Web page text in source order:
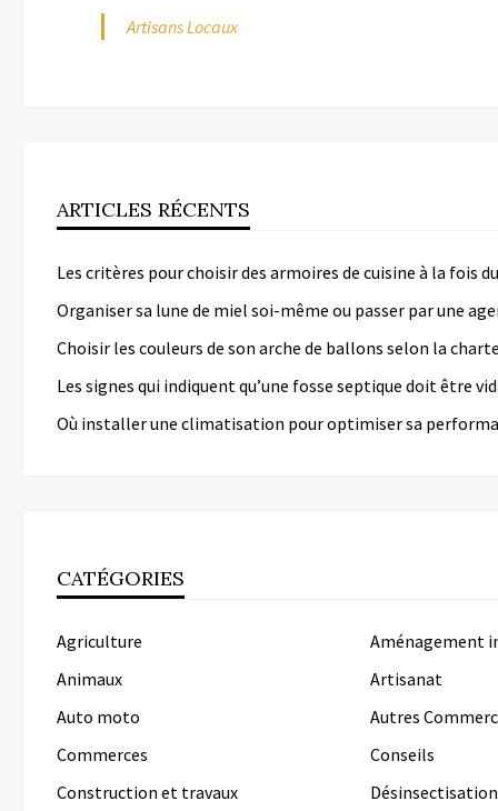
Artisans Locaux
ARTICLES RÉCENTS
Les critères pour choisir des armoires de cuisine à la fois
Organiser sa lune de miel soi-même ou passer par une
Choisir les couleurs de son arche de ballons selon la
Les signes qui indiquent qu’une fosse septique doit être
Où installer une climatisation pour optimiser sa
CATÉGORIES
Agriculture
Aménagement
Animaux
Artisanat
Auto moto
Autres
Commerces
Conseils
Construction et travaux
Désinsectisation